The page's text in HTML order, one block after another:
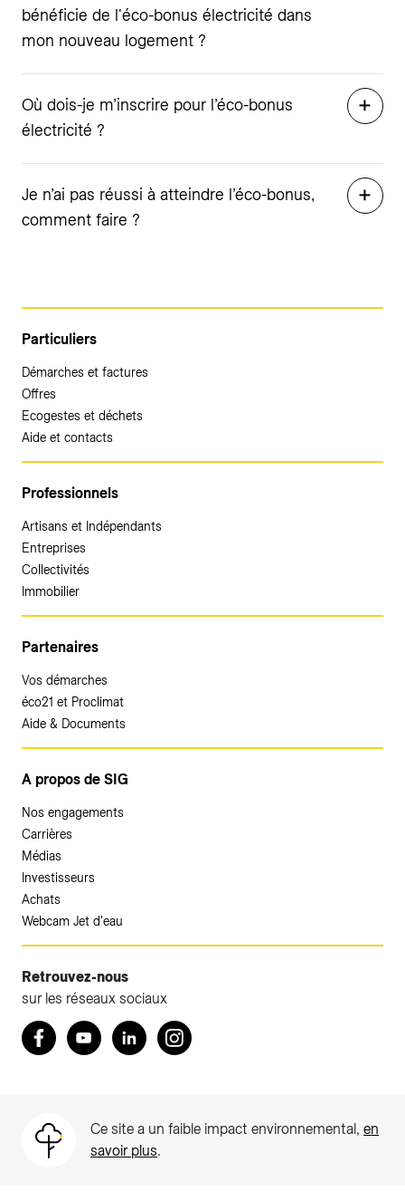
bénéficie de l'éco-bonus électricité dans
mon nouveau logement ?
Où dois-je m’inscrire pour l’éco-bonus
électricité ?
Je n’ai pas réussi à atteindre l’éco-bonus,
comment faire ?
Particuliers
Démarches et factures
Offres
Ecogestes et déchets
Aide et contacts
Professionnels
Artisans et Indépendants
Entreprises
Collectivités
Immobilier
Partenaires
Vos démarches
éco21 et Proclimat
Aide & Documents
A propos de SIG
Nos engagements
Carrières
Médias
Investisseurs
Achats
Webcam Jet d'eau
Retrouvez-nous
sur les réseaux sociaux
Retrouvez nous sur Facebook
YoutubeLinkedInInstagram
Ce site a un faible impact environnemental, en
savoir plus.
Accéder à votre espace client SIG.
Votre espace client SIG n'est pas optimisé pour une
Particuliers)